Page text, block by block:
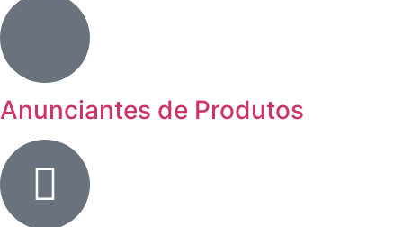
Anunciantes de Produtos